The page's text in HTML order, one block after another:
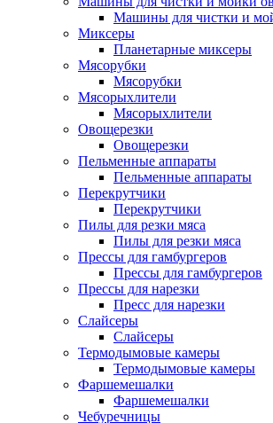
Машины для чистки и
Миксеры
Планетарные миксеры
Мясорубки
Мясорубки
Мясорыхлители
Мясорыхлители
Овощерезки
Овощерезки
Пельменные аппараты
Пельменные аппараты
Перекрутчики
Перекрутчики
Пилы для резки мяса
Пилы для резки мяса
Прессы для гамбургеров
Прессы для гамбургеров
Прессы для нарезки
Пресс для нарезки
Слайсеры
Слайсеры
Термодымовые камеры
Термодымовые камеры
Фаршемешалки
Фаршемешалки
Чебуречницы